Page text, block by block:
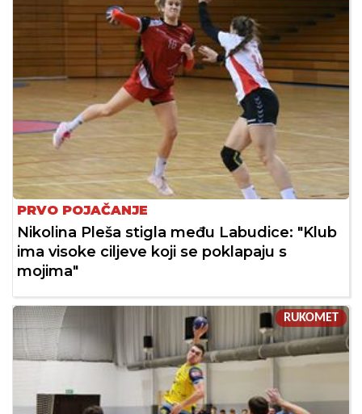
PRVO POJAČANJE
Nikolina Pleša stigla među Labudice: "Klub
ima visoke ciljeve koji se poklapaju s
mojima"
RUKOMET